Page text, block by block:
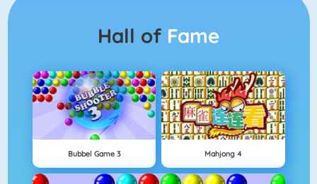
Hall of Fame
Bubbel Game 3 Mahjong 4